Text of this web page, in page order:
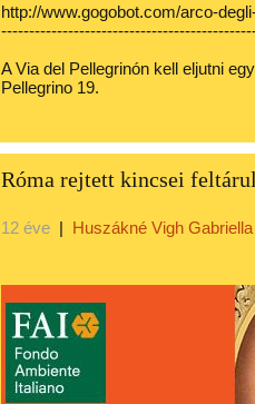
http://www.gogobot.com/arco-
A Via del Pellegrinón kell eljutni
Pellegrino 19.
Róma rejtett kincsei
12 éve | Huszákné Vigh Gabriella